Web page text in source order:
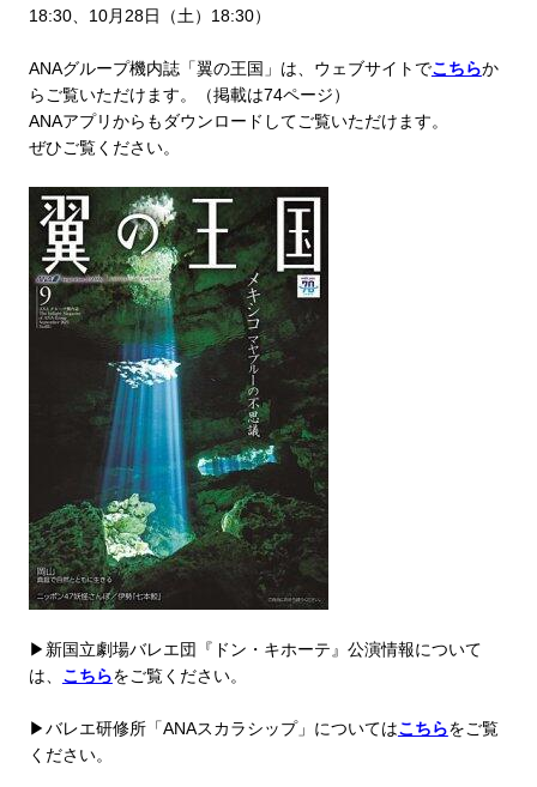
18:30、10月28日（土）18:30）
ANAグループ機内誌「翼の王国」は、ウェブサイトでこちらか
らご覧いただけます。（掲載は74ページ）
ANAアプリからもダウンロードしてご覧いただけます。
ぜひご覧ください。
▶新国立劇場バレエ団『ドン・キホーテ』公演情報について
は、 こちらをご覧ください。
▶バレエ研修所「ANAスカラシップ」についてはこちらをご覧
ください。